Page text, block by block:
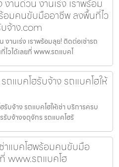
งานด่วน งานเร่ง เราพร้อม
อมคนขับมืออาชีพ ลงพื้นที่ไว
จ้าง.com
งานเร่ง เราพร้อมลุย! ติดต่อเช่ารถ
วได้เลยที่ www.รถแบคโ
แบคโฮรับจ้าง รถแบคโฮให้
บจ้าง รถแบคโฮให้เช่า บริการครบ
รับจ้างจตุจักร รถแบคโฮรั
าแบคโฮพร้อมคนขับมือ
www.รถแบคโฮ